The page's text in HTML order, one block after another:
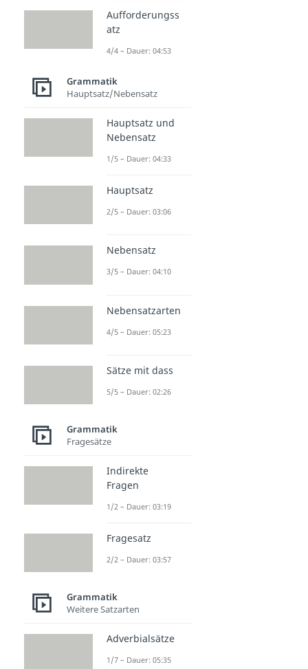
Aufforderungss
atz
4/4 – Dauer: 04:53
Grammatik
Hauptsatz/Nebensatz
Hauptsatz und
Nebensatz
1/5 – Dauer: 04:33
Hauptsatz
2/5 – Dauer: 03:06
Nebensatz
3/5 – Dauer: 04:10
Nebensatzarten
4/5 – Dauer: 05:23
Sätze mit dass
5/5 – Dauer: 02:26
Grammatik
Fragesätze
Indirekte
Fragen
1/2 – Dauer: 03:19
Fragesatz
2/2 – Dauer: 03:57
Grammatik
Weitere Satzarten
Adverbialsätze
1/7 – Dauer: 05:35